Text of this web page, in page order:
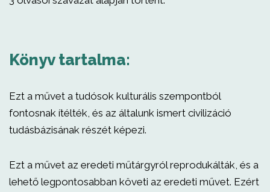
Könyv tartalma:
Ezt a művet a tudósok kulturális szempontból
fontosnak ítélték, és az általunk ismert civilizáció
tudásbázisának részét képezi.
Ezt a művet az eredeti műtárgyról reprodukálták, és a
lehető legpontosabban követi az eredeti művet. Ezért